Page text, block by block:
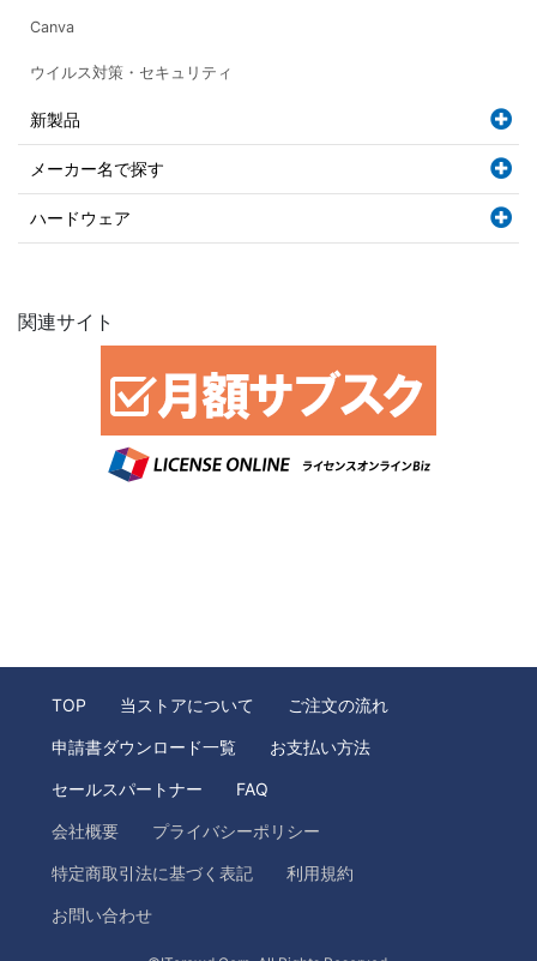
Canva
ウイルス対策・セキュリティ
新製品
メーカー名で探す
ハードウェア
関連サイト
TOP 当ストアについて ご注文の流れ
申請書ダウンロード一覧 お支払い方法
セールスパートナー FAQ
会社概要 プライバシーポリシー
特定商取引法に基づく表記 利用規約
お問い合わせ